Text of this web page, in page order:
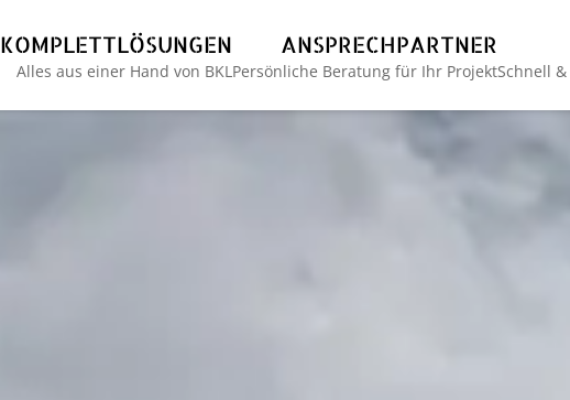
KOMPLETTLÖSUNGEN
Alles aus einer Hand von BKL
ANSPRECHPARTNER
Persönliche Beratung für Ihr ProjektSchnell